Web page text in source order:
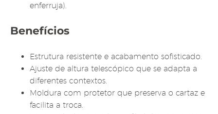
enferruja).
Benefícios
Estrutura resistente e acabamento sofisticado.
Ajuste de altura telescópico que se adapta a
diferentes contextos.
Moldura com protetor que preserva o cartaz e
facilita a troca.